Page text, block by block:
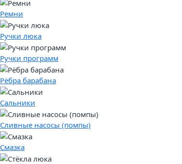
Ремни
Ручки люка
Ручки программ
Рёбра барабана
Сальники
Сливные насосы (помпы)
Смазка